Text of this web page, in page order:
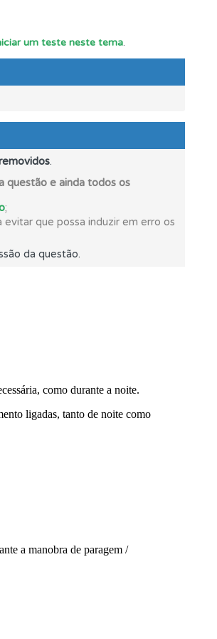
um teste neste tema.
.
questão e ainda todos os
;
que possa induzir em erro os
da questão.